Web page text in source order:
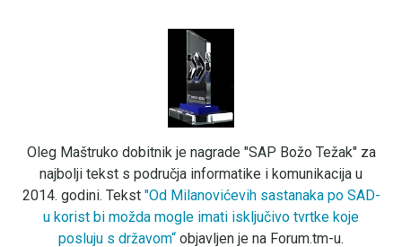
Oleg Maštruko dobitnik je nagrade "SAP Božo Težak" za
najbolji tekst s područja informatike i komunikacija u
2014. godini. Tekst "Od Milanovićevih sastanaka po SAD-
u korist bi možda mogle imati isključivo tvrtke koje
posluju s državom“ objavljen je na Forum.tm-u.